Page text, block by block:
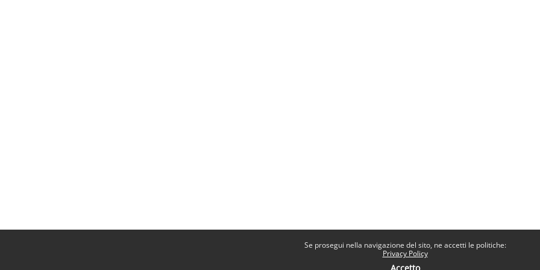
Se prosegui nella navigazione del sito, ne accetti le politiche:
Privacy Policy